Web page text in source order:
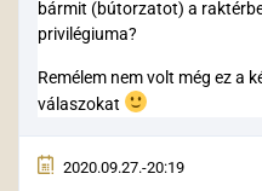
bármit (bútorzatot) a
privilégiuma?
Remélem nem volt még ez a
válaszokat
2020.09.27.-20:19